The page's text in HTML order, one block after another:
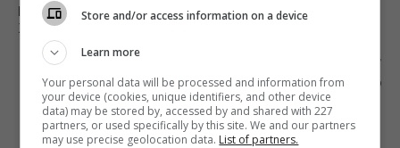
В МИНСКЕ СНОВА ЗАДЕРЖИВАЮТ
ЖУРНАЛИСТОВ – БАЖ
Следующий пост
РОЛАНД МИШКО ««СЕКС, ІНСТА І ЗНО» – ЭТО
КОГДА С ТОБОЙ ГОВОРИТ ТВОЙ ЛУЧШИЙ
КОРЕШ»
Store and/or access information on a device
Learn more
Your personal data will be processed and information from
your device (cookies, unique identifiers, and other device
data) may be stored by, accessed by and shared with 227
partners, or used specifically by this site. We and our partners
may use precise geolocation data. List of partners.